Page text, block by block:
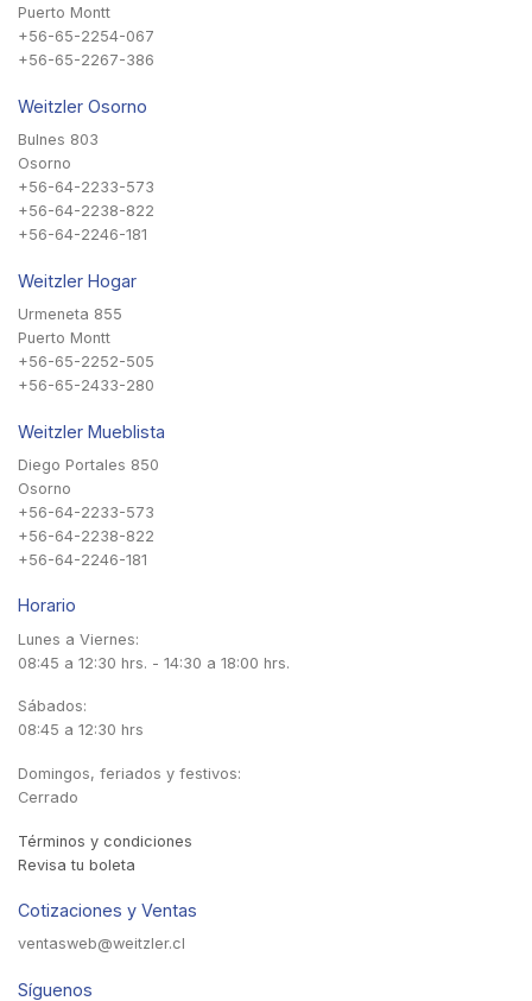
Puerto Montt
+56-65-2254-067
+56-65-2267-386
Weitzler Osorno
Bulnes 803
Osorno
+56-64-2233-573
+56-64-2238-822
+56-64-2246-181
Weitzler Hogar
Urmeneta 855
Puerto Montt
+56-65-2252-505
+56-65-2433-280
Weitzler Mueblista
Diego Portales 850
Osorno
+56-64-2233-573
+56-64-2238-822
+56-64-2246-181
Horario
Lunes a Viernes:
08:45 a 12:30 hrs. - 14:30 a 18:00 hrs.
Sábados:
08:45 a 12:30 hrs
Domingos, feriados y festivos:
Cerrado
Términos y condiciones
Revisa tu boleta
Cotizaciones y Ventas
ventasweb@weitzler.cl
Síguenos